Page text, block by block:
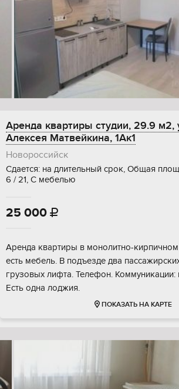
Аренда квартиры студии, 29.9 м2,
Алексея Матвейкина, 1Ак1
Новороссийск
Сдается: на длительный срок, Общая
6 / 21, С мебелью
25 000 
Аренда квартиры в монолитно-
есть мебель. В подъезде два
грузовых лифта. Телефон. Коммуникации:
Есть одна лоджия.
ПОКАЗАТЬ НА КАРТЕ